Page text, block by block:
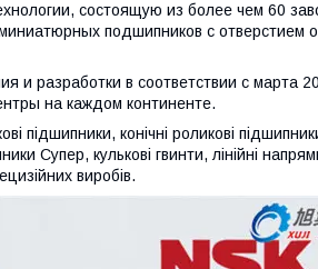
состоящую из более чем 60
подшипников с отверстием
и разработки в соответствии с марта
на каждом континенте.
підшипники, конічні роликові
Супер, кулькові гвинти, лінійні
виробів.